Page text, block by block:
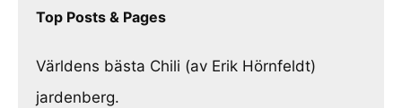
Top Posts & Pages
Världens bästa Chili (av Erik Hörnfeldt)
jardenberg.